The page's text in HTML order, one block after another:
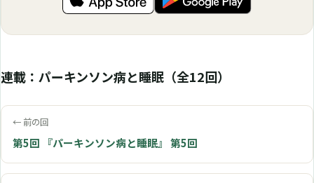
連載：パーキンソン病と睡眠（全12回）
← 前の回
第5回 『パーキンソン病と睡眠』 第5回